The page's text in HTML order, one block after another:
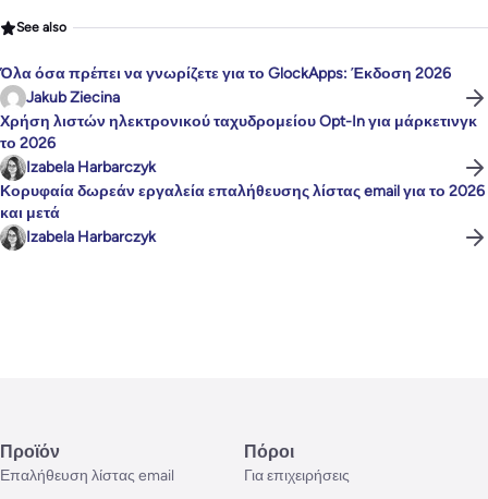
See also
Όλα όσα πρέπει να γνωρίζετε για το GlockApps: Έκδοση 2026
Jakub Ziecina
Χρήση λιστών ηλεκτρονικού ταχυδρομείου Opt-In για μάρκετινγκ
το 2026
Izabela Harbarczyk
Κορυφαία δωρεάν εργαλεία επαλήθευσης λίστας email για το 2026
και μετά
Izabela Harbarczyk
Προϊόν
Επαλήθευση λίστας email
Πόροι
Για επιχειρήσεις